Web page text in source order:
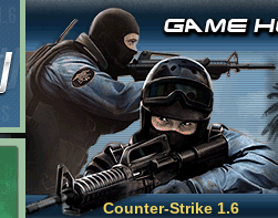
Counter-Strike 1.6